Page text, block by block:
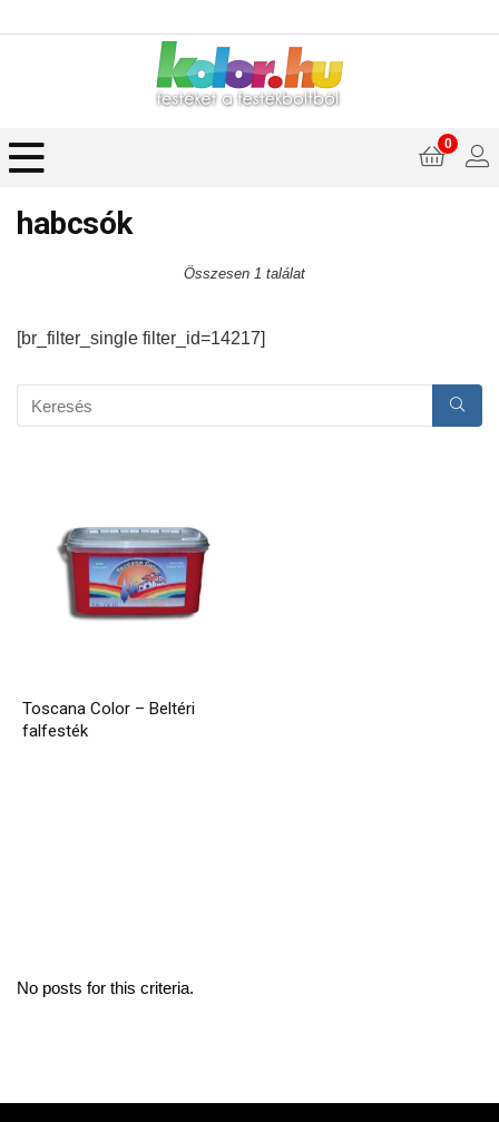
0
habcsók
Összesen 1 találat
[br_filter_single filter_id=14217]
Toscana Color – Beltéri
falfesték
No posts for this criteria.